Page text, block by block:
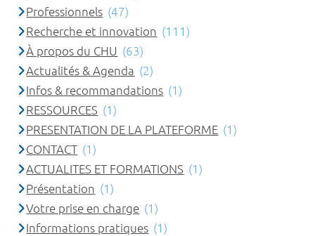
Professionnels (47)
Recherche et innovation (111)
À propos du CHU (63)
Actualités & Agenda (2)
Infos & recommandations (1)
RESSOURCES (1)
PRESENTATION DE LA PLATEFORME (1)
CONTACT (1)
ACTUALITES ET FORMATIONS (1)
Présentation (1)
Votre prise en charge (1)
Informations pratiques (1)